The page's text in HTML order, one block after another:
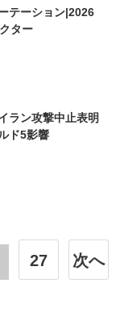
テーション|2026
ター
ラン攻撃中止表明
ド5影響
27 次へ